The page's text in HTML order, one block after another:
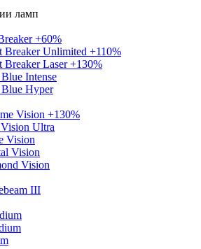
ламп
+60%
Breaker Unlimited +110%
Breaker Laser +130%
Intense
Hyper
Vision +130%
Ultra
Vision
Vision
Vision
III